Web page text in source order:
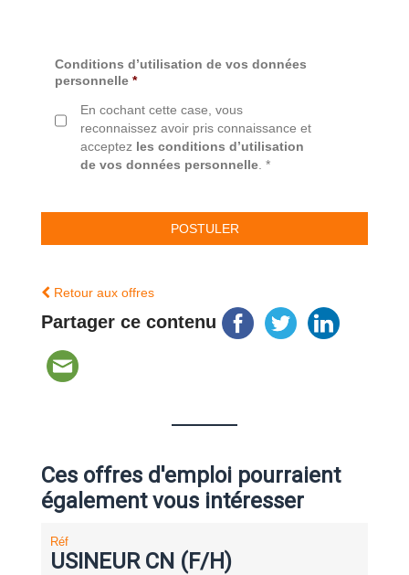
Conditions d’utilisation de vos données
personnelle *
En cochant cette case, vous
reconnaissez avoir pris connaissance et
acceptez les conditions d’utilisation
de vos données personnelle . *
Retour aux offres
Partager ce contenu
Ces offres d'emploi pourraient
également vous intéresser
Réf
USINEUR CN (F/H)